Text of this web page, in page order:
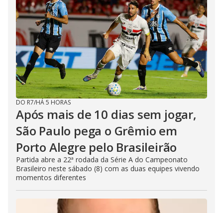
DO R7/HÁ 5 HORAS
Após mais de 10 dias sem jogar,
São Paulo pega o Grêmio em
Porto Alegre pelo Brasileirão
Partida abre a 22ª rodada da Série A do Campeonato
Brasileiro neste sábado (8) com as duas equipes vivendo
momentos diferentes